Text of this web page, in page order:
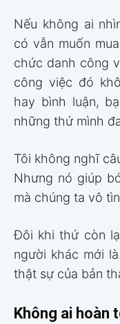
Nếu không ai
có vẫn muốn
chức danh công
công việc đó
hay bình luận,
những thứ mình
Tôi không nghĩ
Nhưng nó giúp
mà chúng ta vô
Đôi khi thứ còn
người khác mới
thật sự của bản
Không ai hoàn